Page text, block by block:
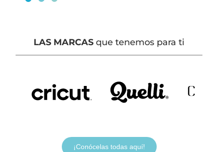
LAS MARCAS que tenemos para ti
¡Conócelas todas aquí!